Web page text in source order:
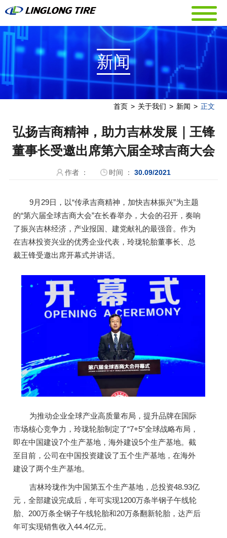
新闻
首页 > 关于我们 > 新闻 > 正文
弘扬吉商精神，助力吉林发展｜王锋
董事长受邀出席第六届全球吉商大会
作者 ： 时间 ： 30.09/2021
9月29日，以“传承吉商精神，加快吉林振兴”为主题
的“第六届全球吉商大会”在长春举办，大会的召开，奏响
了振兴吉林经济，产业报国、建党献礼的最强音。作为
在吉林投资兴业的优秀企业代表，玲珑轮胎董事长、总
裁王锋受邀出席开幕式并讲话。
为推动企业全球产业高质量布局，提升品牌在国际
市场核心竞争力，玲珑轮胎制定了“7+5”全球战略布局，
即在中国建设7个生产基地，海外建设5个生产基地。 截
至目前，公司在中国投资建设了五个生产基地，在海外
建设了两个生产基地。
吉林玲珑作为中国第五个生产基地，总投资48.93亿
元，全部建设完成后，年可实现1200万条半钢子午线轮
胎、200万条全钢子午线轮胎和20万条翻新轮胎，达产后
年可实现销售收入44.4亿元。